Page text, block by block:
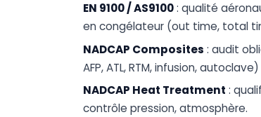
EN 9100 / AS9100: qualité
en congélateur (out time, total
NADCAP Composites : audit
AFP, ATL, RTM, infusion,
NADCAP Heat Treatment :
contrôle pression, atmosphère.